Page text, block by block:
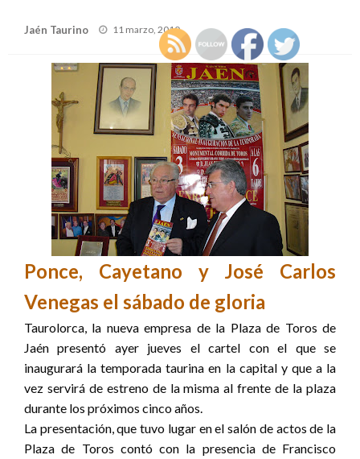
Jaén Taurino
Publicado
11 marzo, 2010
Ponce, Cayetano y José Carlos
Venegas el sábado de gloria
Taurolorca, la nueva empresa de la Plaza de Toros de
Jaén presentó ayer jueves el cartel con el que se
inaugurará la temporada taurina en la capital y que a la
vez servirá de estreno de la misma al frente de la plaza
durante los próximos cinco años.
La presentación, que tuvo lugar en el salón de actos de la
Plaza de Toros contó con la presencia de Francisco